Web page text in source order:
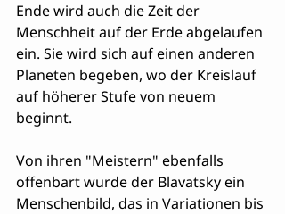
Ende wird auch die Zeit der
Menschheit auf der Erde abgelaufen
ein. Sie wird sich auf einen anderen
Planeten begeben, wo der Kreislauf
auf höherer Stufe von neuem
beginnt.
Von ihren "Meistern" ebenfalls
offenbart wurde der Blavatsky ein
Menschenbild, das in Variationen bis